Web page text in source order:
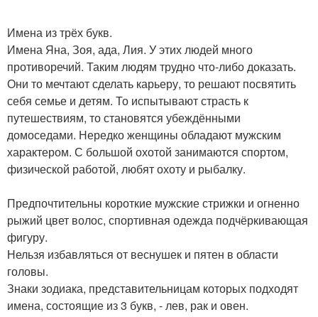
Имена из трёх букв.
Имена Яна, Зоя, ада, Лия. У этих людей много
противоречий. Таким людям трудно что-либо доказать.
Они то мечтают сделать карьеру, то решают посвятить
себя семье и детям. То испытывают страсть к
путешествиям, то становятся убеждёнными
домоседами. Нередко женщины обладают мужским
характером. С большой охотой занимаются спортом,
физической работой, любят охоту и рыбалку.
Предпочтительны короткие мужские стрижки и огненно
рыжий цвет волос, спортивная одежда подчёркивающая
фигуру.
Нельзя избавляться от веснушек и пятен в области
головы.
Знаки зодиака, представительницам которых подходят
имена, состоящие из 3 букв, - лев, рак и овен.